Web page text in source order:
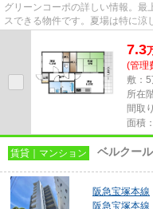
グリーンコーポの詳しい情報。最
スできる物件です。夏場は特に涼
7.3
(管理
敷：
所在
間取
面積
賃貸｜マンション ベルクー
阪急宝塚本線
阪急宝塚本線